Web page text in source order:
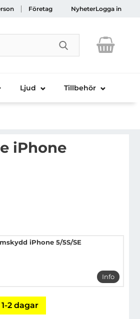
Företag NyheterLogga in
Genomför
Ljud Tillbehör
iPhone
iPhone 5/5S/SE
Info
mer info
2 dagar